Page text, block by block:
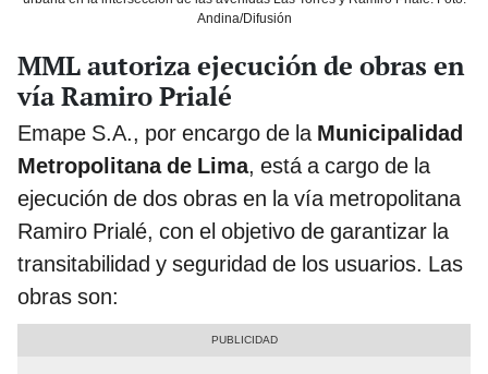
Andina/Difusión
MML autoriza ejecución de obras en
vía Ramiro Prialé
Emape S.A., por encargo de la Municipalidad
Metropolitana de Lima, está a cargo de la
ejecución de dos obras en la vía metropolitana
Ramiro Prialé, con el objetivo de garantizar la
transitabilidad y seguridad de los usuarios. Las
obras son: